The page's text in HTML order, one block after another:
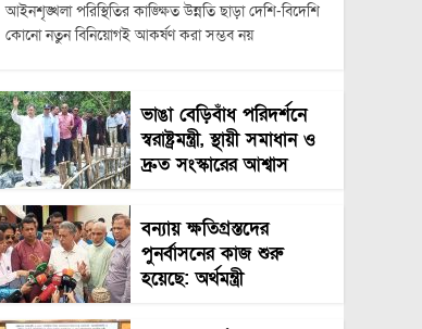
আইনশৃঙ্খলা পরিস্থিতির কাঙ্ক্ষিত উন্নতি ছাড়া দেশি-বিদেশি
কোনো নতুন বিনিয়োগই আকর্ষণ করা সম্ভব নয়
ভাঙা বেড়িবাঁধ পরিদর্শনে
স্বরাষ্ট্রমন্ত্রী, স্থায়ী সমাধান ও
দ্রুত সংস্কারের আশ্বাস
বন্যায় ক্ষতিগ্রস্তদের
পুনর্বাসনের কাজ শুরু
হয়েছে: অর্থমন্ত্রী